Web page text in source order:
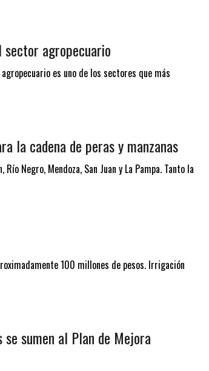
sector agropecuario
es uno de los sectores que más
la cadena de peras y manzanas
Negro, Mendoza, San Juan y La Pampa. Tanto la
100 millones de pesos. Irrigación
sumen al Plan de Mejora